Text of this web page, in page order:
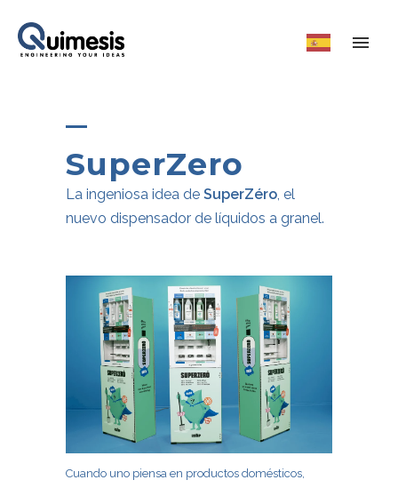
SuperZero
La ingeniosa idea de SuperZéro, el
nuevo dispensador de líquidos a granel.
Cuando uno piensa en productos domésticos,